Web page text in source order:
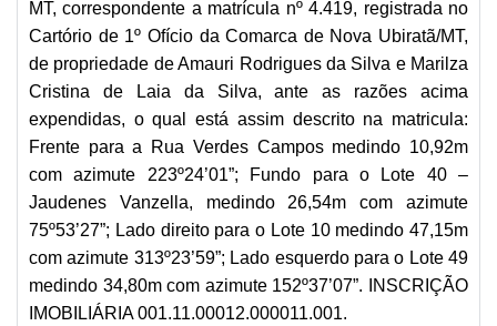
MT, correspondente a matrícula nº 4.419, registrada no
Cartório de 1º Ofício da Comarca de Nova Ubiratã/MT,
de propriedade de Amauri Rodrigues da Silva e Marilza
Cristina de Laia da Silva, ante as razões acima
expendidas, o qual está assim descrito na matricula:
Frente para a Rua Verdes Campos medindo 10,92m
com azimute 223º24’01”; Fundo para o Lote 40 –
Jaudenes Vanzella, medindo 26,54m com azimute
75º53’27”; Lado direito para o Lote 10 medindo 47,15m
com azimute 313º23’59”; Lado esquerdo para o Lote 49
medindo 34,80m com azimute 152º37’07”. INSCRIÇÃO
IMOBILIÁRIA 001.11.00012.000011.001.